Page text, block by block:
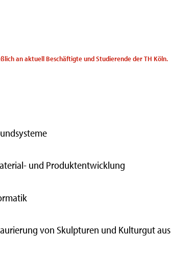
an aktuell Beschäftigte und Studierende der TH Köln.
und Produktentwicklung
von Skulpturen und Kulturgut aus